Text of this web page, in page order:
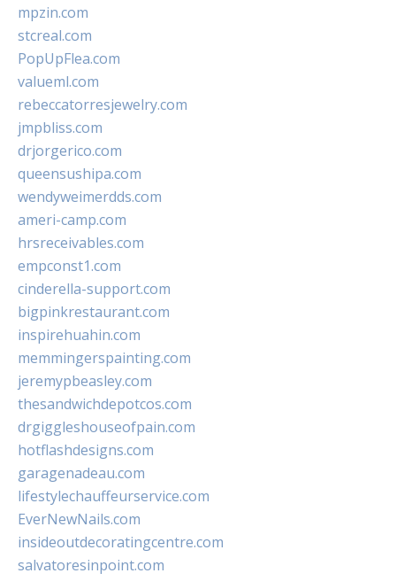
mpzin.com
stcreal.com
PopUpFlea.com
valueml.com
rebeccatorresjewelry.com
jmpbliss.com
drjorgerico.com
queensushipa.com
wendyweimerdds.com
ameri-camp.com
hrsreceivables.com
empconst1.com
cinderella-support.com
bigpinkrestaurant.com
inspirehuahin.com
memmingerspainting.com
jeremypbeasley.com
thesandwichdepotcos.com
drgiggleshouseofpain.com
hotflashdesigns.com
garagenadeau.com
lifestylechauffeurservice.com
EverNewNails.com
insideoutdecoratingcentre.com
salvatoresinpoint.com